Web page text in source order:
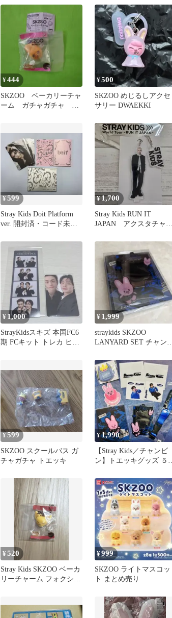
¥444
SKZOO ベーカリーチャ
ーム ガチャガチャ ト
¥500
SKZOO めじるしアクセ
サリー DWAEKKI
¥599
Stray Kids Doit Platform
ver. 開封済・コード未使
¥1,700
Stray Kids RUN IT
JAPAN アクスタチャー
¥ 1,000
StrayKidsスキズ 本国FC6
期 FCキット トレカ ヒョ
¥ 1,999
straykids SKZOO
LANYARD SET チャンビ
¥599
SKZOO スクールバス ガ
チャガチャ トエッキ
¥1,990
【Stray Kids／チャンビ
ン】トエッキグッズ ５点
¥520
Stray Kids SKZOO ベーカ
リーチャーム フォクシニ
¥999
SKZOO ライトマスコッ
ト まとめ売り